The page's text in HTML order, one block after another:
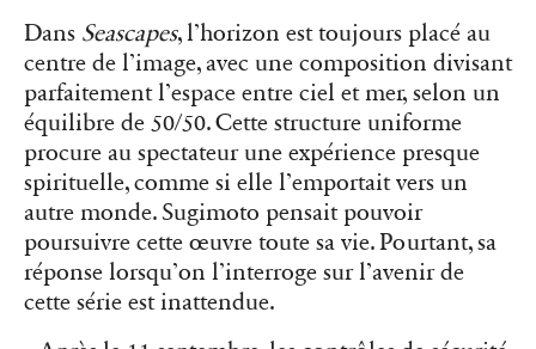
Dans Seascapes, l’horizon est toujours placé au
centre de l’image, avec une composition divisant
parfaitement l’espace entre ciel et mer, selon un
équilibre de 50/50. Cette structure uniforme
procure au spectateur une expérience presque
spirituelle, comme si elle l’emportait vers un
autre monde. Sugimoto pensait pouvoir
poursuivre cette œuvre toute sa vie. Pourtant, sa
réponse lorsqu’on l’interroge sur l’avenir de
cette série est inattendue.